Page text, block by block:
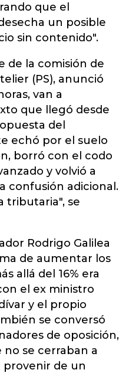
que el
un posible
sin contenido".
de la comisión de
(PS), anunció
van a
que llegó desde
del
echó por el suelo
borró con el codo
y volvió a
confusión adicional.
tributaria", se
Rodrigo Galilea
de aumentar los
allá del 16% era
el ex ministro
y el propio
se conversó
de oposición,
se cerraban a
de un